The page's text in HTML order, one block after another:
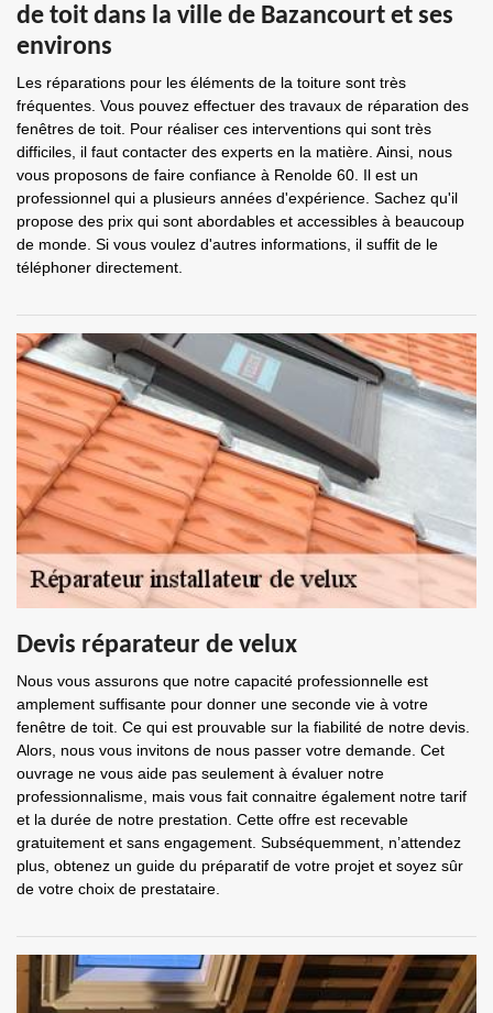
de toit dans la ville de Bazancourt et ses
environs
Les réparations pour les éléments de la toiture sont très
fréquentes. Vous pouvez effectuer des travaux de réparation des
fenêtres de toit. Pour réaliser ces interventions qui sont très
difficiles, il faut contacter des experts en la matière. Ainsi, nous
vous proposons de faire confiance à Renolde 60. Il est un
professionnel qui a plusieurs années d'expérience. Sachez qu'il
propose des prix qui sont abordables et accessibles à beaucoup
de monde. Si vous voulez d'autres informations, il suffit de le
téléphoner directement.
Devis réparateur de velux
Nous vous assurons que notre capacité professionnelle est
amplement suffisante pour donner une seconde vie à votre
fenêtre de toit. Ce qui est prouvable sur la fiabilité de notre devis.
Alors, nous vous invitons de nous passer votre demande. Cet
ouvrage ne vous aide pas seulement à évaluer notre
professionnalisme, mais vous fait connaitre également notre tarif
et la durée de notre prestation. Cette offre est recevable
gratuitement et sans engagement. Subséquemment, n’attendez
plus, obtenez un guide du préparatif de votre projet et soyez sûr
de votre choix de prestataire.